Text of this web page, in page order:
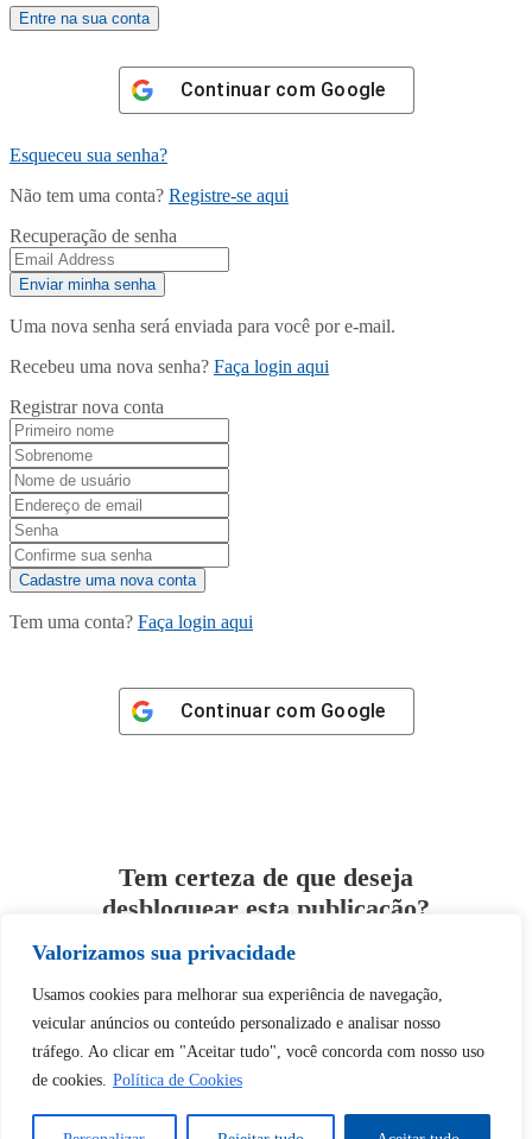
Valorizamos sua privacidade
Usamos cookies para melhorar sua experiência de navegação,
veicular anúncios ou conteúdo personalizado e analisar nosso
tráfego. Ao clicar em "Aceitar tudo", você concorda com nosso uso
de cookies. Política de Cookies
Continuar com Google
Esqueceu sua senha?
Não tem uma conta? Registre-se aqui
Recuperação de senha
Uma nova senha será enviada para você por e-mail.
Recebeu uma nova senha? Faça login aqui
Registrar nova conta
Tem uma conta? Faça login aqui
Continuar com Google
Tem certeza de que deseja
desbloquear esta publicação?
Sim Não